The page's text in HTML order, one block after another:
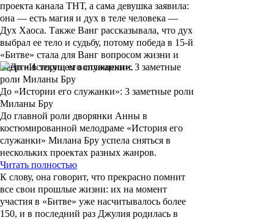
проекта канала ТНТ, а сама девушка заявила:
она — есть магия и дух в теле человека —
Дух Хаоса. Также Ванг рассказывала, что дух
выбрал ее тело и судьбу, потому победа в 15-й
«Битве» стала для Ванг вопросом жизни и
смерти в текущем воплощении.
До «Истории его служанки»: 3 заметные роли
Миланы Бру
До главной роли дворянки Анны в
костюмированной мелодраме «История его
служанки» Милана Бру успела сняться в
нескольких проектах разных жанров.
Читать полностью
К слову, она говорит, что прекрасно помнит
все свои прошлые жизни: их на момент
участия в «Битве» уже насчитывалось более
150, и в последний раз Джулия родилась в